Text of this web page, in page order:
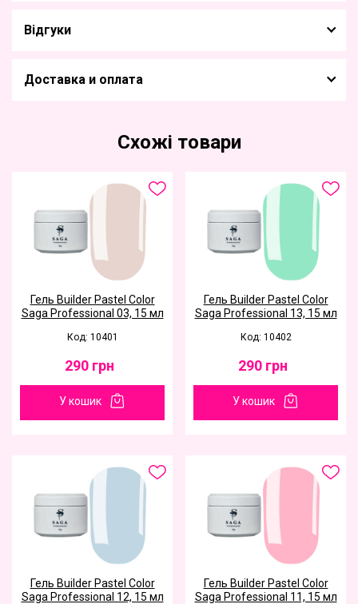
Відгуки
Доставка и оплата
Схожі товари
Гель Builder Pastel Color
Saga Professional 03, 15 мл
Код: 10401
290 грн
У кошик
Гель Builder Pastel Color
Saga Professional 13, 15 мл
Код: 10402
290 грн
У кошик
Гель Builder Pastel Color
Saga Professional 12, 15 мл
Гель Builder Pastel Color
Saga Professional 11, 15 мл